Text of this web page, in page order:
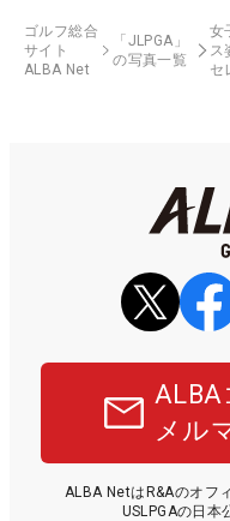
ゴルフ総合
サイト
ALBA Net
「JLPGA」
の写真一覧
女
ス
セ
ALBA
メル
ALBA NetはR&Aのオフ
USLPGAの日本